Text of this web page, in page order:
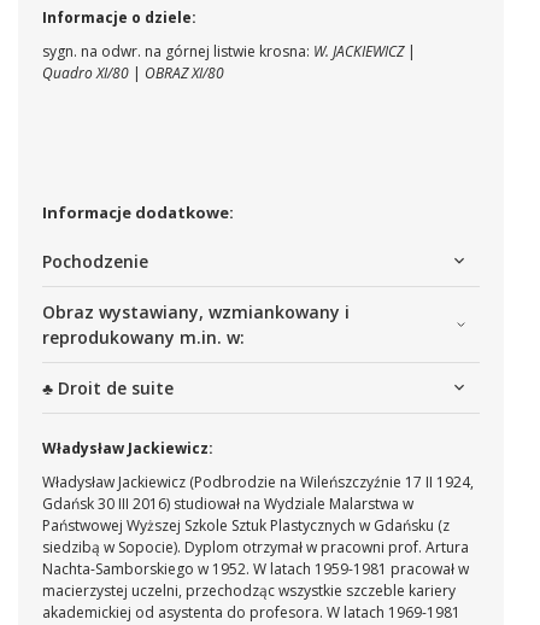
Informacje o dziele:
sygn. na odwr. na górnej listwie krosna: W. JACKIEWICZ|
Quadro XI/80 | OBRAZ XI/80
Informacje dodatkowe:
Pochodzenie
Obraz wystawiany, wzmiankowany i
reprodukowany m.in. w:
♣ Droit de suite
Władysław Jackiewicz:
Władysław Jackiewicz (Podbrodzie na Wileńszczyźnie 17 II 1924,
Gdańsk 30 III 2016) studiował na Wydziale Malarstwa w
Państwowej Wyższej Szkole Sztuk Plastycznych w Gdańsku (z
siedzibą w Sopocie). Dyplom otrzymał w pracowni prof. Artura
Nachta-Samborskiego w 1952. W latach 1959-1981 pracował w
macierzystej uczelni, przechodząc wszystkie szczeble kariery
akademickiej od asystenta do profesora. W latach 1969-1981